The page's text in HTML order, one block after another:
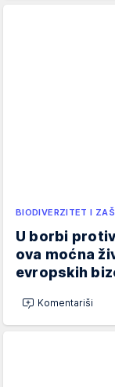
BIODIVERZITET I
U borbi
ova moćna
evropskih
Komentariši